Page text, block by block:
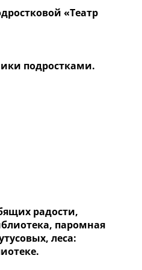
«Театр
подростками.
радости,
паромная
леса: